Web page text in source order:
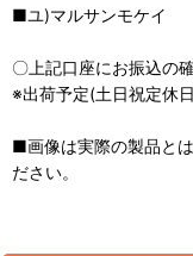
■ユ)マルサンモケイ
〇上記口座にお振込の
※出荷予定(土日祝定休
■画像は実際の製品と
ださい。